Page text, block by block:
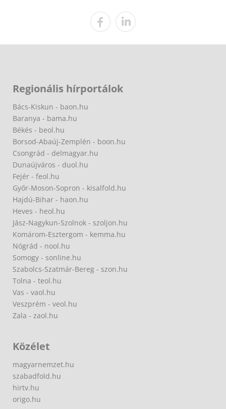
Regionális hírportálok
Bács-Kiskun - baon.hu
Baranya - bama.hu
Békés - beol.hu
Borsod-Abaúj-Zemplén - boon.hu
Csongrád - delmagyar.hu
Dunaújváros - duol.hu
Fejér - feol.hu
Győr-Moson-Sopron - kisalfold.hu
Hajdú-Bihar - haon.hu
Heves - heol.hu
Jász-Nagykun-Szolnok - szoljon.hu
Komárom-Esztergom - kemma.hu
Nógrád - nool.hu
Somogy - sonline.hu
Szabolcs-Szatmár-Bereg - szon.hu
Tolna - teol.hu
Vas - vaol.hu
Veszprém - veol.hu
Zala - zaol.hu
Közélet
magyarnemzet.hu
szabadfold.hu
hirtv.hu
origo.hu